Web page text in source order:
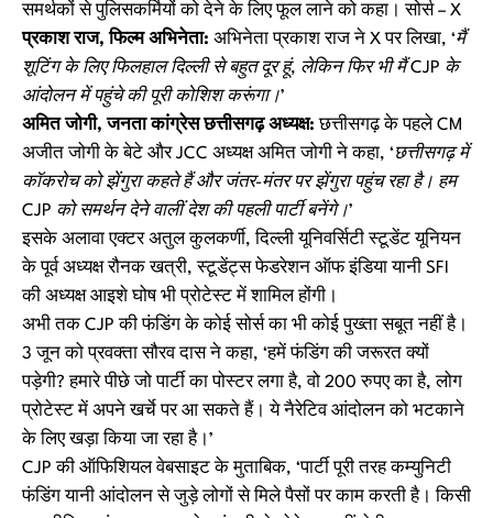
समर्थकों से पुलिसकर्मियों को देने के लिए फूल लाने को कहा। सोर्स – X
प्रकाश राज, फिल्म अभिनेता: अभिनेता प्रकाश राज ने X पर लिखा, ‘मैं
शूटिंग के लिए फिलहाल दिल्ली से बहुत दूर हूं, लेकिन फिर भी मैं CJP के
आंदोलन में पहुंचे की पूरी कोशिश करूंगा।’
अमित जोगी, जनता कांग्रेस छत्तीसगढ़ अध्यक्ष: छत्तीसगढ़ के पहले CM
अजीत जोगी के बेटे और JCC अध्यक्ष अमित जोगी ने कहा, ‘छत्तीसगढ़ में
कॉकरोच को झेंगुरा कहते हैं और जंतर-मंतर पर झेंगुरा पहुंच रहा है। हम
CJP को समर्थन देने वालीं देश की पहली पार्टी बनेंगे।’
इसके अलावा एक्टर अतुल कुलकर्णी, दिल्ली यूनिवर्सिटी स्टूडेंट यूनियन
के पूर्व अध्यक्ष रौनक खत्री, स्टूडेंट्स फेडरेशन ऑफ इंडिया यानी SFI
की अध्यक्ष आइशे घोष भी प्रोटेस्ट में शामिल होंगी।
अभी तक CJP की फंडिंग के कोई सोर्स का भी कोई पुख्ता सबूत नहीं है।
3 जून को प्रवक्ता सौरव दास ने कहा, ‘हमें फंडिंग की जरूरत क्यों
पड़ेगी? हमारे पीछे जो पार्टी का पोस्टर लगा है, वो 200 रुपए का है, लोग
प्रोटेस्ट में अपने खर्चे पर आ सकते हैं। ये नैरेटिव आंदोलन को भटकाने
के लिए खड़ा किया जा रहा है।’
CJP की ऑफिशियल वेबसाइट के मुताबिक, ‘पार्टी पूरी तरह कम्युनिटी
फंडिंग यानी आंदोलन से जुड़े लोगों से मिले पैसों पर काम करती है। किसी